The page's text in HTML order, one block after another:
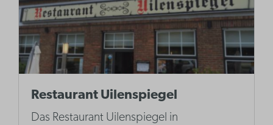
Restaurant Uilenspiegel
Das Restaurant Uilenspiegel in